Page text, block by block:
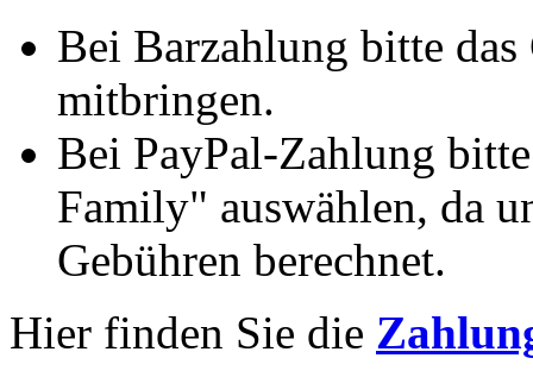
Bei Barzahlung bitte
mitbringen.
Bei PayPal-Zahlung
Family" auswählen, da
Gebühren berechnet.
Hier finden Sie die